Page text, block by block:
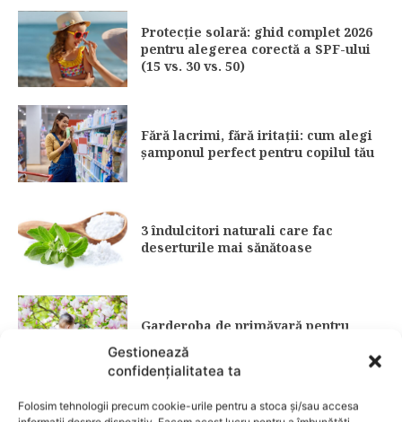
Gestionează
confidențialitatea ta
Folosim tehnologii precum cookie-urile pentru a stoca și/sau accesa
Protecție solară: ghid complet 2026
pentru alegerea corectă a SPF-ului
(15 vs. 30 vs. 50)
Fără lacrimi, fără iritații: cum alegi
șamponul perfect pentru copilul tău
3 îndulcitori naturali care fac
deserturile mai sănătoase
Garderoba de primăvară pentru
CATEGORII POPULARE